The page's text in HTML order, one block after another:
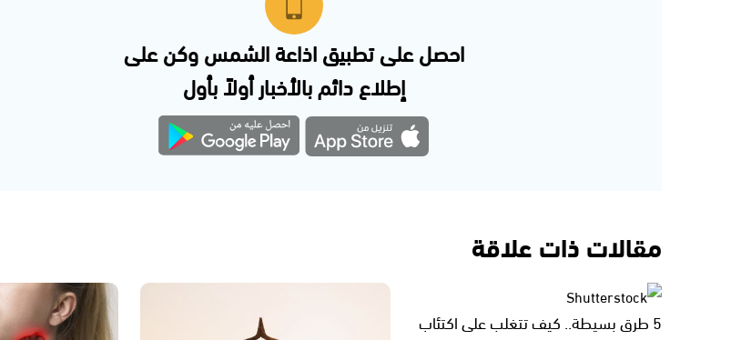
احصل على تطبيق اذاعة الشمس وكن على
إطلاع دائم بالأخبار أولاً بأول
مقالات ذات علاقة
5 طرق بسيطة.. كيف تتغلب على اكتئاب